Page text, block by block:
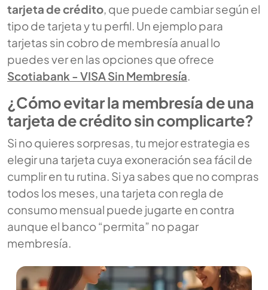
tarjeta de crédito, que puede cambiar según el
tipo de tarjeta y tu perfil. Un ejemplo para
tarjetas sin cobro de membresía anual lo
puedes ver en las opciones que ofrece
Scotiabank - VISA Sin Membresía.
¿Cómo evitar la membresía de una
tarjeta de crédito sin complicarte?
Si no quieres sorpresas, tu mejor estrategia es
elegir una tarjeta cuya exoneración sea fácil de
cumplir en tu rutina. Si ya sabes que no compras
todos los meses, una tarjeta con regla de
consumo mensual puede jugarte en contra
aunque el banco “permita” no pagar
membresía.